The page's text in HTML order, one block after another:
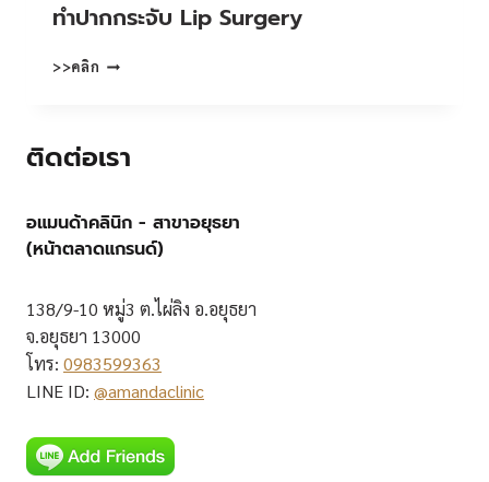
ทําปากกระจับ Lip Surgery
>>คลิก ทํา
SURGERY
ติดต่อเรา
อแมนด้าคลินิก - สาขาอยุธยา
(หน้าตลาดแกรนด์)
138/9-10 หมู่3 ต.ไผ่ลิง อ.อยุธยา
จ.อยุธยา 13000
โทร: 0983599363
LINE ID: @amandaclinic